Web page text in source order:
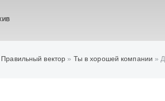
Правильный вектор » Ты в хорошей компании »